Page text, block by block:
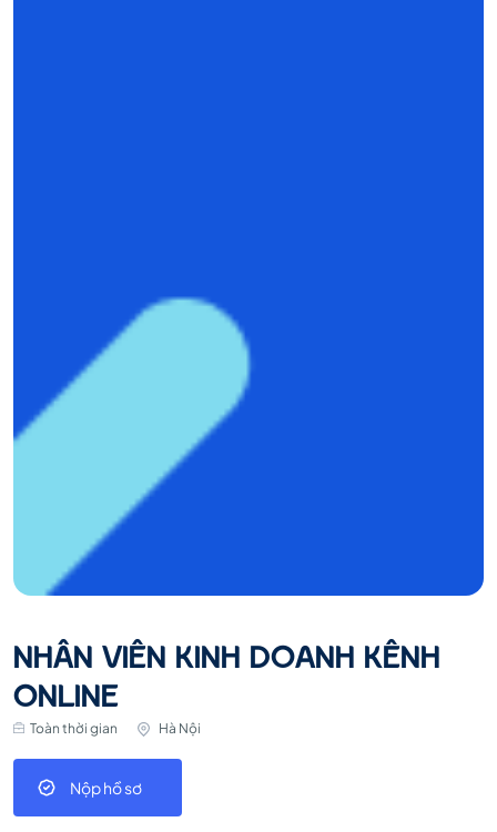
NHÂN VIÊN KINH DOANH KÊNH
ONLINE
Toàn thời gian Hà Nội
Nộp hồ sơ